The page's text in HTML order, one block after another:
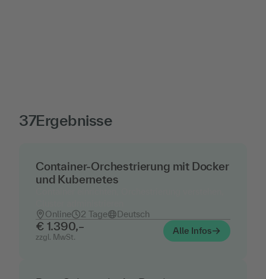
37Ergebnisse
Container-Orchestrierung mit Docker
und Kubernetes
Online
2 Tage Deutsch
€ 1.390,–
zzgl. MwSt.
Alle Infos